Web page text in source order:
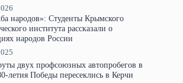
народов»: Студенты Крымского
института рассказали о
народов России
двух профсоюзных автопробегов в
летия Победы пересеклись в Керчи